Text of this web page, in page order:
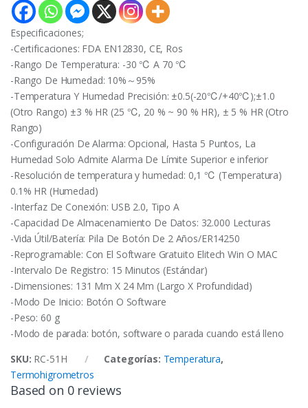
Especificaciones;
-Certificaciones: FDA EN12830, CE, Ros
-Rango De Temperatura: -30 ℃ A 70 ℃
-Rango De Humedad: 10%～95%
-Temperatura Y Humedad Precisión: ±0.5(-20℃/+40℃);±1.0
(Otro Rango) ±3 % HR (25 ℃, 20 % ~ 90 % HR), ± 5 % HR (Otro
Rango)
-Configuración De Alarma: Opcional, Hasta 5 Puntos, La
Humedad Solo Admite Alarma De Límite Superior e inferior
-Resolución de temperatura y humedad: 0,1 ℃ (Temperatura)
0.1% HR (Humedad)
-Interfaz De Conexión: USB 2.0, Tipo A
-Capacidad De Almacenamiento De Datos: 32.000 Lecturas
-Vida Útil/Batería: Pila De Botón De 2 Años/ER14250
-Reprogramable: Con El Software Gratuito Elitech Win O MAC
-Intervalo De Registro: 15 Minutos (Estándar)
-Dimensiones: 131 Mm X 24 Mm (Largo X Profundidad)
-Modo De Inicio: Botón O Software
-Peso: 60 g
-Modo de parada: botón, software o parada cuando está lleno
SKU: RC-51H Categorías: Temperatura,
Termohigrometros
Based on 0 reviews